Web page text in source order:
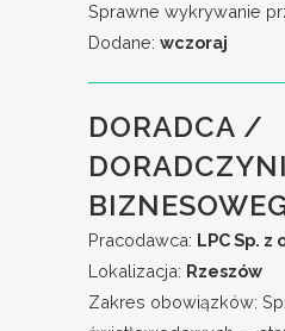
Sprawne wykrywanie
Dodane: wczoraj
DORADCA /
Pracodawca: LPC Sp. z
Lokalizacja: Rzeszów
Zakres obowiązków: